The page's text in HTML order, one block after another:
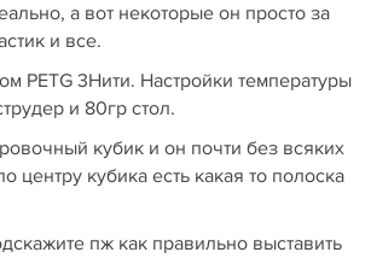
а вот некоторые он просто за
и все.
PETG 3Нити. Настройки температуры
и 80гр стол.
кубик и он почти без всяких
центру кубика есть какая то полоска
пж как правильно выставить